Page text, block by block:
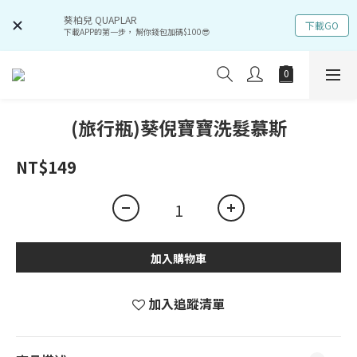
葵柏兒 QUAPLAR
下載APP的第一步， 幫你錢包加碼$100😎 下載GO
(旅行瓶)葵倪寶寶洗髮慕斯
NT$149
加入購物車
加入追蹤清單